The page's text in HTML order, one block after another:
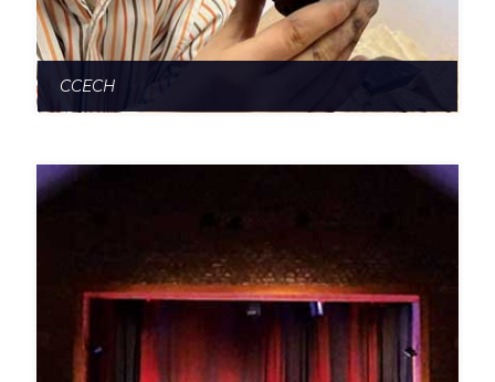
CCECH